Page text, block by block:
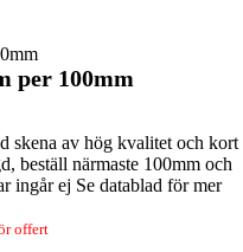
per 100mm
skena av hög kvalitet och kort
beställ närmaste 100mm och
ingår ej Se datablad för mer
offert